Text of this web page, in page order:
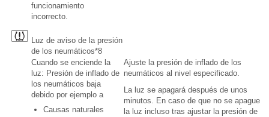
funcionamiento
incorrecto.
Luz de aviso de la presión
de los neumáticos*8
Cuando se enciende la
luz: Presión de inflado de
los neumáticos baja
debido por ejemplo a
Causas naturales
Ajuste la presión de inflado de los
neumáticos al nivel especificado.
La luz se apagará después de unos
minutos. En caso de que no se apague
la luz incluso tras ajustar la presión de